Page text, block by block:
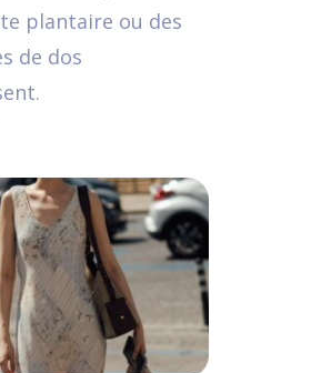
plantaire ou des
de dos